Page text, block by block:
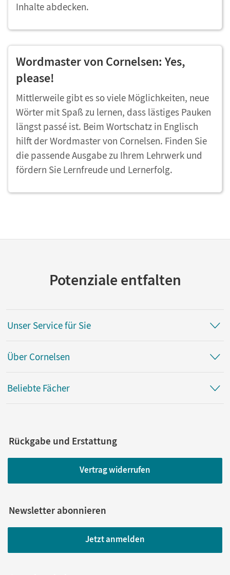
Inhalte abdecken.
Wordmaster von Cornelsen: Yes,
please!
Mittlerweile gibt es so viele Möglichkeiten, neue
Wörter mit Spaß zu lernen, dass lästiges Pauken
längst passé ist. Beim Wortschatz in Englisch
hilft der Wordmaster von Cornelsen. Finden Sie
die passende Ausgabe zu Ihrem Lehrwerk und
fördern Sie Lernfreude und Lernerfolg.
Potenziale entfalten
Unser Service für Sie
Über Cornelsen
Beliebte Fächer
Rückgabe und Erstattung
Vertrag widerrufen
Newsletter abonnieren
Jetzt anmelden